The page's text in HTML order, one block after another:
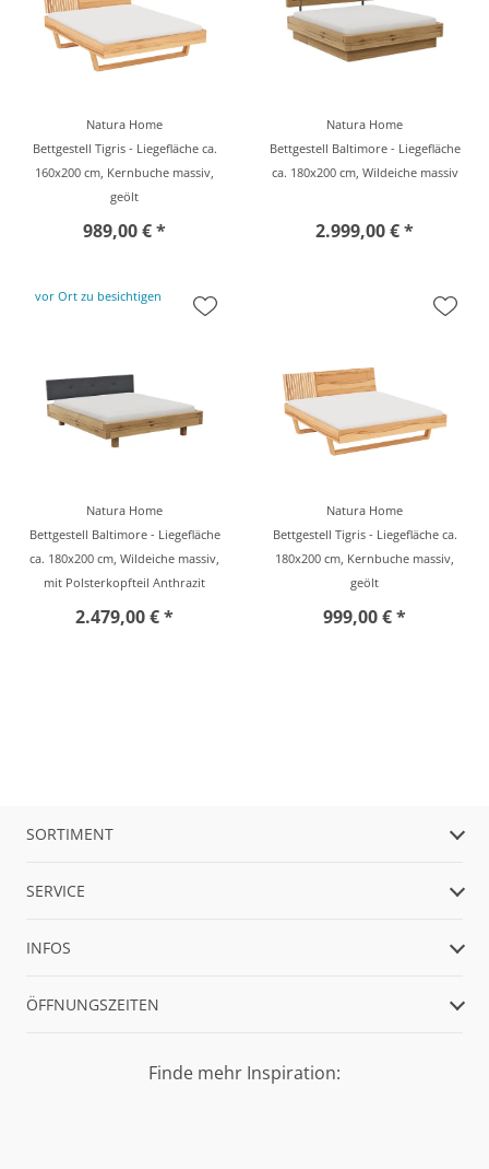
Natura Home
Bettgestell Tigris - Liegefläche ca.
160x200 cm, Kernbuche massiv,
geölt
989,00 € *
Natura Home
Bettgestell Baltimore - Liegefläche
ca. 180x200 cm, Wildeiche massiv
2.999,00 € *
vor Ort zu besichtigen
Natura Home
Bettgestell Baltimore - Liegefläche
ca. 180x200 cm, Wildeiche massiv,
mit Polsterkopfteil Anthrazit
2.479,00 € *
Natura Home
Bettgestell Tigris - Liegefläche ca.
180x200 cm, Kernbuche massiv,
geölt
999,00 € *
SORTIMENT
SERVICE
INFOS
ÖFFNUNGSZEITEN
Finde mehr Inspiration: